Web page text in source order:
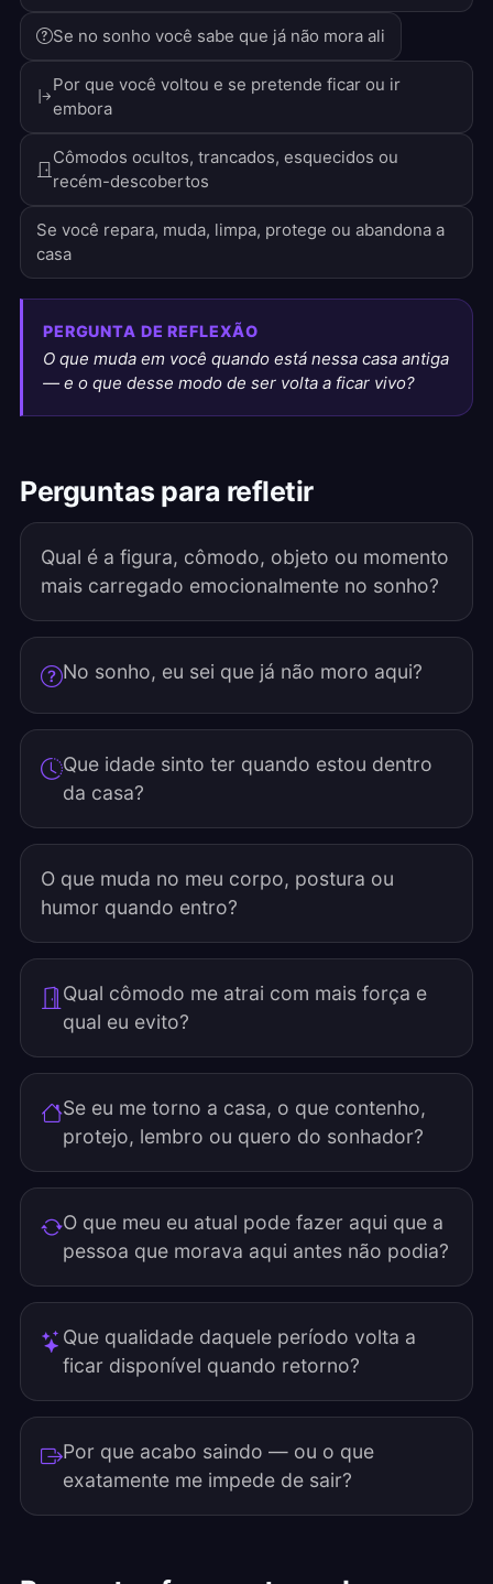
Se no sonho você sabe que já não mora ali
Por que você voltou e se pretende ficar ou ir
embora
Cômodos ocultos, trancados, esquecidos ou
recém-descobertos
Se você repara, muda, limpa, protege ou abandona a
casa
PERGUNTA DE REFLEXÃO
O que muda em você quando está nessa casa antiga
— e o que desse modo de ser volta a ficar vivo?
Perguntas para refletir
Qual é a figura, cômodo, objeto ou momento
mais carregado emocionalmente no sonho?
No sonho, eu sei que já não moro aqui?
Que idade sinto ter quando estou dentro
da casa?
O que muda no meu corpo, postura ou
humor quando entro?
Qual cômodo me atrai com mais força e
qual eu evito?
Se eu me torno a casa, o que contenho,
protejo, lembro ou quero do sonhador?
O que meu eu atual pode fazer aqui que a
pessoa que morava aqui antes não podia?
Que qualidade daquele período volta a
ficar disponível quando retorno?
Por que acabo saindo — ou o que
exatamente me impede de sair?